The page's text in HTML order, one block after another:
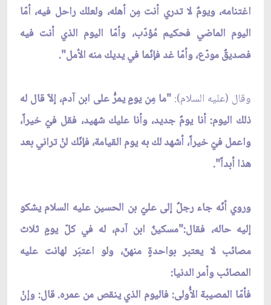
اغتنامه، ويومٌ لا تدري أنت مِن أهله، ولعلك راحل فيه، أمّا
اليوم الماضي فحكيم مُؤدّب، وأمّا اليوم الذي أنت فيه
فصديقٌ مودّع، وأمّا غد فإنّما في يديك منه الأمل".
وقال (عليه‌ السلام): "ما مِن يومٍ يمرُّ على ابن آدم، إلاّ قال له
ذلك اليوم: أنا يومٌ جديد، وأنا عليك شهيد، فقل فيّ خيراً،
واعمل فيّ خيراً، أشهد لك به يوم القيامة، فإنّك لنْ تراني بعد
هذا أبداً".
وروي أنّه جاء رجلٌ إلى عليّ بن الحسين عليه‌ السلام يشكو
إليه حاله، فقال:"مسكينٌ ابن آدم، له في كلّ يومٍ ثلاث
مصائب لا يعتبر بواحدةٍ منهنّ، ولو اعتبَر لهانت عليه
المصائب وأمر الدنيا:
فأمّا المصيبة الأُولى: فاليوم الذي ينقص من عمره. قال: وإنْ